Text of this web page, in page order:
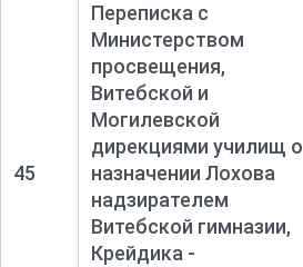
45
Переписка с
Министерством
просвещения,
Витебской и
Могилевской
дирекциями училищ о
назначении Лохова
надзирателем
Витебской гимназии,
Крейдика -